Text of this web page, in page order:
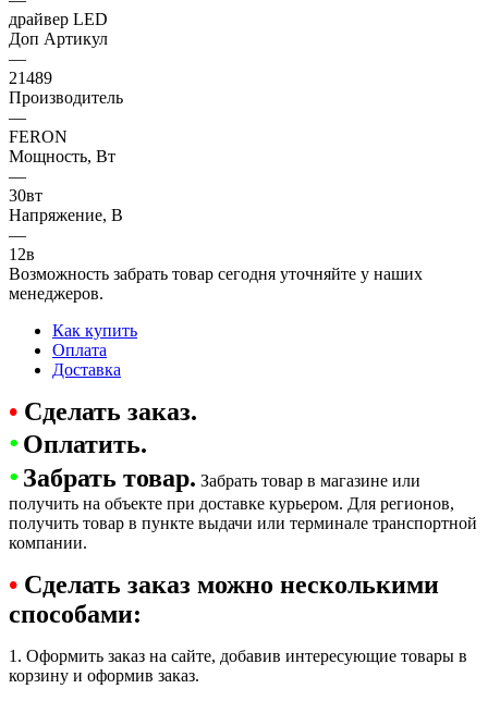
драйвер LED
Доп Артикул
—
21489
Производитель
—
FERON
Мощность, Вт
—
30вт
Напряжение, В
—
12в
Возможность забрать товар сегодня уточняйте у наших
менеджеров.
Как купить
Оплата
Доставка
• Сделать заказ.
• Оплатить.
• Забрать товар. Забрать товар в магазине или
получить на объекте при доставке курьером. Для регионов,
получить товар в пункте выдачи или терминале транспортной
компании.
• Сделать заказ можно несколькими
способами:
1. Оформить заказ на сайте, добавив интересующие товары в
корзину и оформив заказ.